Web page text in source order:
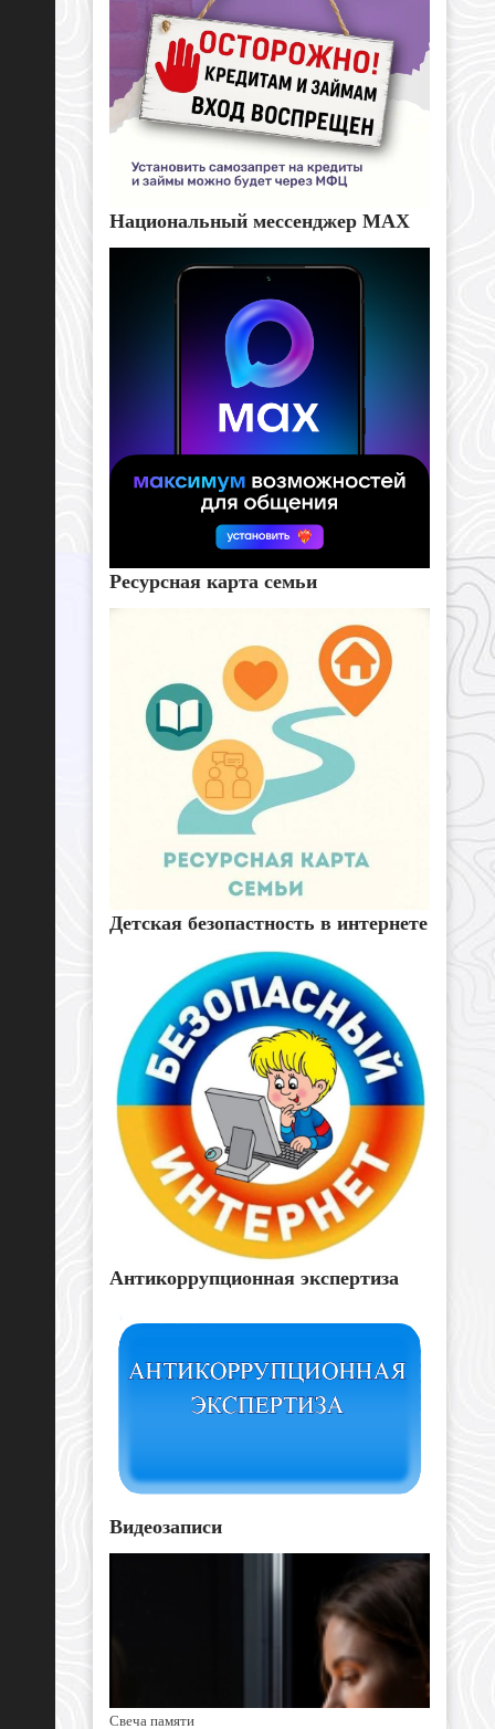
Национальный мессенджер MAX
Ресурсная карта семьи
Детская безопастность в интернете
Антикоррупционная экспертиза
Видеозаписи
Свеча памяти